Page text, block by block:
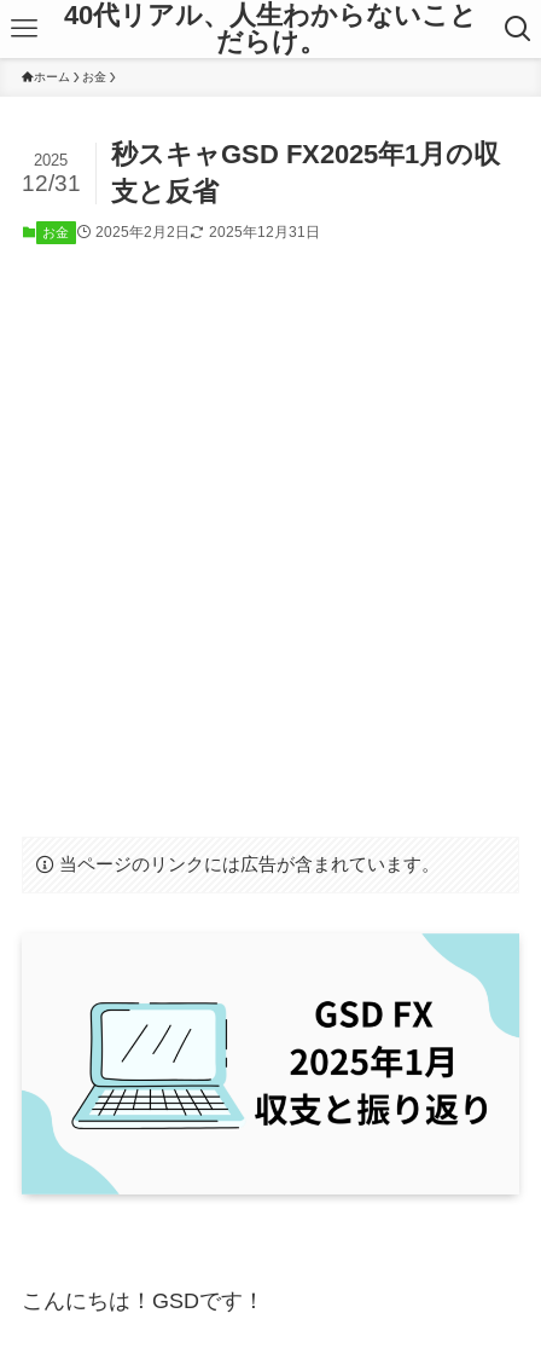
40代リアル、人生わからないこと
だらけ。
ホーム お金
秒スキャGSD FX2025年1月の収
支と反省
2025
12/31
お金 2025年2月2日 2025年12月31日
当ページのリンクには広告が含まれています。
こんにちは！GSDです！